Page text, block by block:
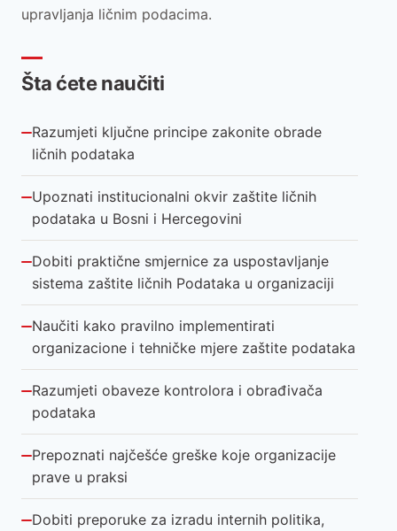
upravljanja ličnim podacima.
Šta ćete naučiti
Razumjeti ključne principe zakonite obrade
ličnih podataka
Upoznati institucionalni okvir zaštite ličnih
podataka u Bosni i Hercegovini
Dobiti praktične smjernice za uspostavljanje
sistema zaštite ličnih Podataka u organizaciji
Naučiti kako pravilno implementirati
organizacione i tehničke mjere zaštite podataka
Razumjeti obaveze kontrolora i obrađivača
podataka
Prepoznati najčešće greške koje organizacije
prave u praksi
Dobiti preporuke za izradu internih politika,